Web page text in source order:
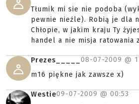
Tłumik mi sie nie podoba
pewnie nieźle). Robią je dla
Chłopie, w jakim kraju Ty
handel a nie misja ratowania
Prezes_____ 08-07-2009 @
m16 piękne jak zawsze x)
Westie09-07-2009 @ 00:53